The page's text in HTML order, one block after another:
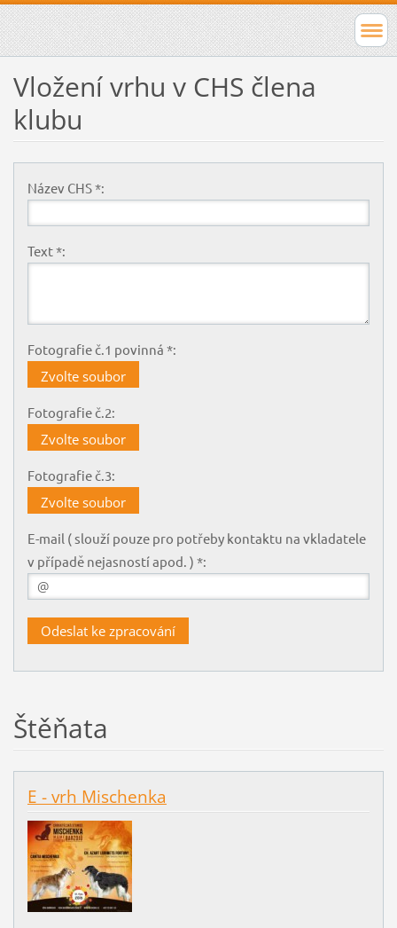
Vložení vrhu v CHS člena
klubu
Název CHS *:
Text *:
Fotografie č.1 povinná *:
Zvolte soubor
Fotografie č.2:
Zvolte soubor
Fotografie č.3:
Zvolte soubor
E-mail ( slouží pouze pro potřeby kontaktu na vkladatele
v případě nejasností apod. ) *:
Štěňata
E - vrh Mischenka